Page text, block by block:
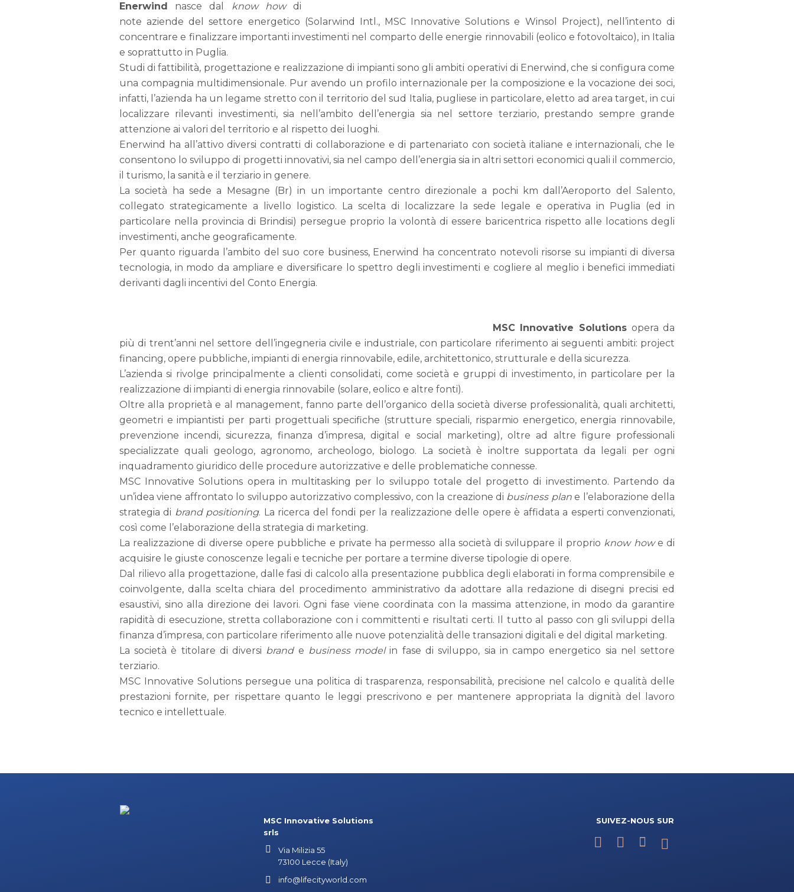
Enerwind nasce dal know howdi
note aziende del settore energetico (Solarwind Intl., MSC Innovative Solutions e Winsol Project), nell’intento di
concentrare e finalizzare importanti investimenti nel comparto delle energie rinnovabili (eolico e fotovoltaico), in Italia
e soprattutto in Puglia.
Studi di fattibilità, progettazione e realizzazione di impianti sono gli ambiti operativi di Enerwind, che si configura come
una compagnia multidimensionale. Pur avendo un profilo internazionale per la composizione e la vocazione dei soci,
infatti, l’azienda ha un legame stretto con il territorio del sud Italia, pugliese in particolare, eletto ad area target, in cui
localizzare rilevanti investimenti, sia nell’ambito dell’energia sia nel settore terziario, prestando sempre grande
attenzione ai valori del territorio e al rispetto dei luoghi.
Enerwind ha all’attivo diversi contratti di collaborazione e di partenariato con società italiane e internazionali, che le
consentono lo sviluppo di progetti innovativi, sia nel campo dell’energia sia in altri settori economici quali il commercio,
il turismo, la sanità e il terziario in genere.
La società ha sede a Mesagne (Br) in un importante centro direzionale a pochi km dall’Aeroporto del Salento,
collegato strategicamente a livello logistico. La scelta di localizzare la sede legale e operativa in Puglia (ed in
particolare nella provincia di Brindisi) persegue proprio la volontà di essere baricentrica rispetto alle locations degli
investimenti, anche geograficamente.
Per quanto riguarda l’ambito del suo core business, Enerwind ha concentrato notevoli risorse su impianti di diversa
tecnologia, in modo da ampliare e diversificare lo spettro degli investimenti e cogliere al meglio i benefici immediati
derivanti dagli incentivi del Conto Energia.
MSC Innovative Solutionsopera da
più di trent’anni nel settore dell’ingegneria civile e industriale, con particolare riferimento ai seguenti ambiti: project
financing, opere pubbliche, impianti di energia rinnovabile, edile, architettonico, strutturale e della sicurezza.
L’azienda si rivolge principalmente a clienti consolidati, come società e gruppi di investimento, in particolare per la
realizzazione di impianti di energia rinnovabile (solare, eolico e altre fonti).
Oltre alla proprietà e al management, fanno parte dell’organico della società diverse professionalità, quali architetti,
geometri e impiantisti per parti progettuali specifiche (strutture speciali, risparmio energetico, energia rinnovabile,
prevenzione incendi, sicurezza, finanza d’impresa, digital e social marketing), oltre ad altre figure professionali
specializzate quali geologo, agronomo, archeologo, biologo. La società è inoltre supportata da legali per ogni
inquadramento giuridico delle procedure autorizzative e delle problematiche connesse.
MSC Innovative Solutions opera in multitasking per lo sviluppo totale del progetto di investimento. Partendo da
un’idea viene affrontato lo sviluppo autorizzativo complessivo, con la creazione di business plane l’elaborazione della
strategia di brand positioning. La ricerca del fondi per la realizzazione delle opere è affidata a esperti convenzionati,
così come l’elaborazione della strategia di marketing.
La realizzazione di diverse opere pubbliche e private ha permesso alla società di sviluppare il proprio know howe di
acquisire le giuste conoscenze legali e tecniche per portare a termine diverse tipologie di opere.
Dal rilievo alla progettazione, dalle fasi di calcolo alla presentazione pubblica degli elaborati in forma comprensibile e
coinvolgente, dalla scelta chiara del procedimento amministrativo da adottare alla redazione di disegni precisi ed
esaustivi, sino alla direzione dei lavori. Ogni fase viene coordinata con la massima attenzione, in modo da garantire
rapidità di esecuzione, stretta collaborazione con i committenti e risultati certi. Il tutto al passo con gli sviluppi della
finanza d’impresa, con particolare riferimento alle nuove potenzialità delle transazioni digitali e del digital marketing.
La società è titolare di diversi brande business modelin fase di sviluppo, sia in campo energetico sia nel settore
terziario.
MSC Innovative Solutions persegue una politica di trasparenza, responsabilità, precisione nel calcolo e qualità delle
prestazioni fornite, per rispettare quanto le leggi prescrivono e per mantenere appropriata la dignità del lavoro
tecnico e intellettuale.
MSC Innovative Solutions
srls
Via Milizia 55
73100 Lecce (Italy)
info@lifecityworld.com
SUIVEZ-NOUS SUR